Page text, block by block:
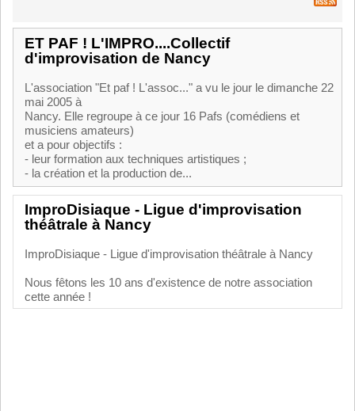
ET PAF ! L'IMPRO....Collectif
d'improvisation de Nancy
L'association "Et paf ! L'assoc..." a vu le jour le dimanche 22
mai 2005 à
Nancy. Elle regroupe à ce jour 16 Pafs (comédiens et
musiciens amateurs)
et a pour objectifs :
- leur formation aux techniques artistiques ;
- la création et la production de...
ImproDisiaque - Ligue d'improvisation
théâtrale à Nancy
ImproDisiaque - Ligue d'improvisation théâtrale à Nancy
Nous fêtons les 10 ans d'existence de notre association
cette année !